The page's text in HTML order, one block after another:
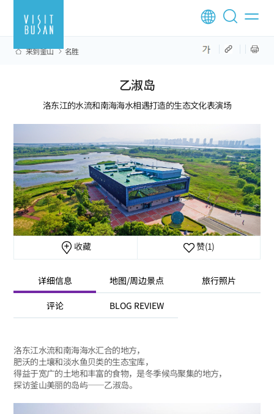
来到釜山 名胜
乙淑岛
洛东江的水流和南海海水相遇打造的生态文化表演场
收藏 赞(1)
详细信息 地图/周边景点 旅行照片
评论 BLOG REVIEW
洛东江水流和南海海水汇合的地方，
肥沃的土壤和淡水鱼贝类的生态宝库，
得益于宽广的土地和丰富的食物，是冬季候鸟聚集的地方，
探访釜山美丽的岛屿——乙淑岛。